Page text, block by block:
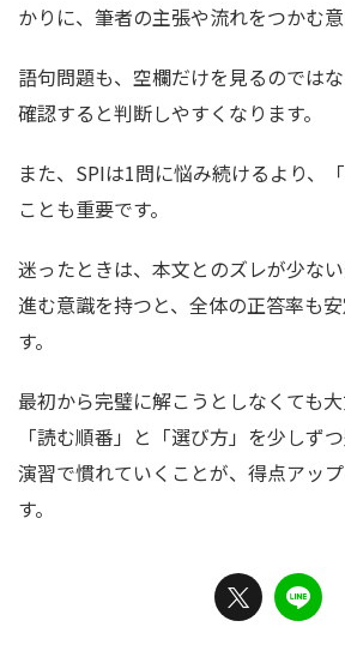
かりに、筆者の主張や流れをつかむ意
語句問題も、空欄だけを見るのでは
確認すると判断しやすくなります。
また、SPIは1問に悩み続けるより、
ことも重要です。
迷ったときは、本文とのズレが少な
進む意識を持つと、全体の正答率も
す。
最初から完璧に解こうとしなくても
「読む順番」と「選び方」を少しず
演習で慣れていくことが、得点アッ
す。